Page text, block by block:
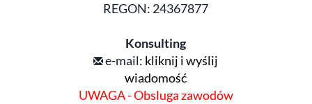
REGON: 24367877
Konsulting
e-mail: kliknij i wyślij
wiadomość
UWAGA - Obsluga zawodów